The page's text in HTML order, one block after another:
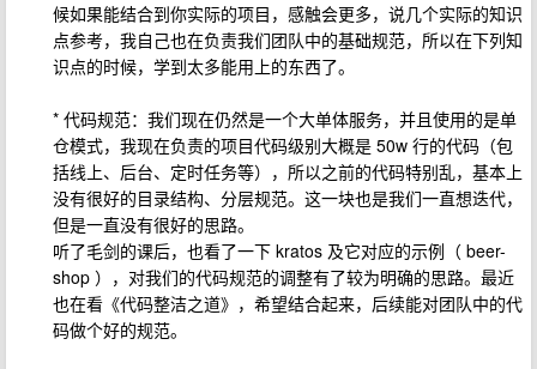
候如果能结合到你实际的项目，感触会更多，说几个实际的知识
点参考，我自己也在负责我们团队中的基础规范，所以在下列知
识点的时候，学到太多能用上的东西了。
* 代码规范：我们现在仍然是一个大单体服务，并且使用的是单
仓模式，我现在负责的项目代码级别大概是 50w 行的代码（包
括线上、后台、定时任务等），所以之前的代码特别乱，基本上
没有很好的目录结构、分层规范。这一块也是我们一直想迭代，
但是一直没有很好的思路。
听了毛剑的课后，也看了一下 kratos 及它对应的示例（ beer-
shop ），对我们的代码规范的调整有了较为明确的思路。最近
也在看《代码整洁之道》，希望结合起来，后续能对团队中的代
码做个好的规范。